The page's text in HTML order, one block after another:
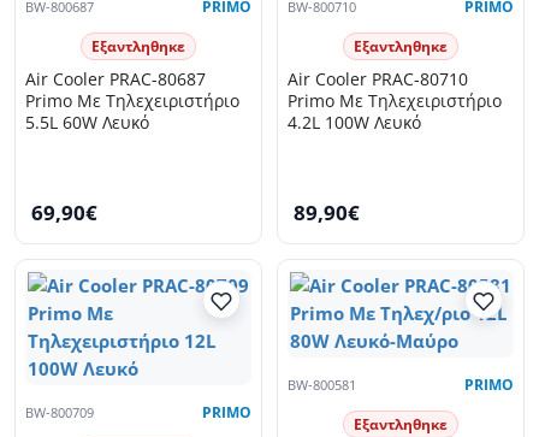
BW-800687 PRIMO
Εξαντληθηκε
Air Cooler PRAC-80687
Primo Με Τηλεχειριστήριο
5.5L 60W Λευκό
69,90€
BW-800710 PRIMO
Εξαντληθηκε
Air Cooler PRAC-80710
Primo Με Τηλεχειριστήριο
4.2L 100W Λευκό
89,90€
BW-800709 PRIMO
BW-800581 PRIMO
Εξαντληθηκε